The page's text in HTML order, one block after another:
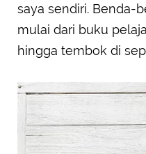
saya sendiri. Benda-
mulai dari buku
hingga tembok di